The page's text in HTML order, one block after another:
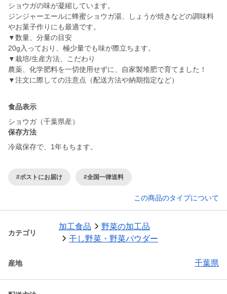
ショウガの味が凝縮しています。
ジンジャーエールに蜂蜜ショウガ湯、しょうが焼きなどの調味料
やお菓子作りにも最適です。
▼数量、分量の目安
20g入っており、極少量でも味が際立ちます。
▼栽培/生産方法、こだわり
農薬、化学肥料を一切使用せずに、自家製堆肥で育てました！
▼注文に際しての注意点（配送方法や納期指定など）
食品表示
ショウガ（千葉県産）
保存方法
冷蔵保存で、1年もちます。
#ポストにお届け #全国一律送料
この商品のタイプについて
カテゴリ
加工食品
野菜の加工品
干し野菜・野菜パウダー
産地 千葉県